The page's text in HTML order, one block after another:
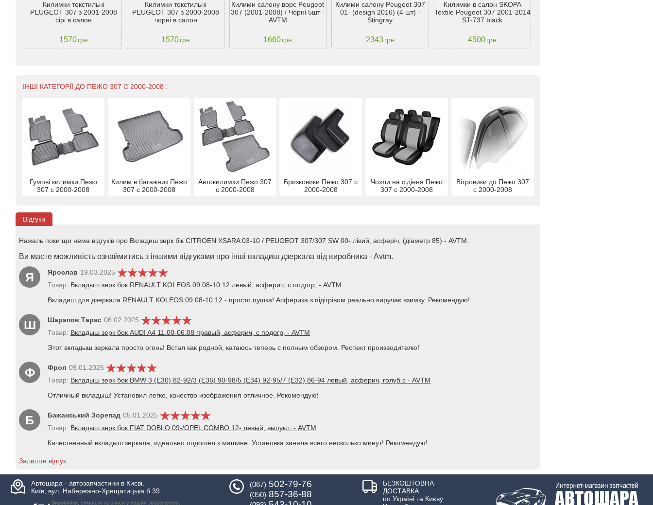
Килимки текстильні
PEUGEOT 307 з 2001-2008
сірі в салон
1570 грн
Килимки текстильні
PEUGEOT 307 з 2000-2008
чорні в салон
1570грн
Килими салону ворс Peugeot
307 (2001-2008) / Чорні 5шт -
AVTM
1660грн
Килими салону Peugeot 307
01- (design 2016) (4 шт) -
Stingray
2343грн
Килимки в салон SKOPA
Textile Peugeot 307 2001-2014
ST-737 black
4500грн
ІНШІ КАТЕГОРІЇ ДО ПЕЖО 307 С 2000-2008 :
Гумові килимки Пежо
307 с 2000-2008
Килим в багажник Пежо
307 с 2000-2008
Автокилимки Пежо 307
с 2000-2008
Бризковики Пежо 307 с
2000-2008
Чохли на сідіння Пежо
307 с 2000-2008
Вітровики до Пежо 307
с 2000-2008
Відгуки
Нажаль поки що нема відгуків про Вкладиш зерк бік CITROEN XSARA 03-10 / PEUGEOT 307/307 SW 00- лівий, асферіч, (діаметр 85) - AVTM.
Ви маєте можливість ознаймитись з іншими відгуками про інші вкладиш дзеркала від виробника - Avtm.
Я Ярослав 19.03.2025
Товар: Вкладыш зерк бок RENAULT KOLEOS 09.08-10.12 левый, асферич, с подогр, - AVTM
Вкладиш для дзеркала RENAULT KOLEOS 09.08-10.12 - просто пушка! Асферика з підігрівом реально виручає взимку. Рекомендую!
Ш Шарапов Тарас 06.02.2025
Товар: Вкладыш зерк бок AUDI A4 11.00-06.08 правый, асферич, с подогр, - AVTM
Этот вкладыш зеркала просто огонь! Встал как родной, катаюсь теперь с полным обзором. Респект производителю!
Ф Фрол 09.01.2025
Товар: Вкладыш зерк бок BMW 3 (E30) 82-92/3 (E36) 90-98/5 (E34) 92-95/7 (E32) 86-94 левый, асферич, голуб.с - AVTM
Отличный вкладыш! Установил легко, качество изображения отличное. Рекомендую!
Б Бажанський Зорепад 05.01.2025
Товар: Вкладыш зерк бок FIAT DOBLO 09-/OPEL COMBO 12- левый, выпукл, - AVTM
Качественный вкладыш зеркала, идеально подошёл к машине. Установка заняла всего несколько минут! Рекомендую!
Залиште відгук
Автошара - автозапчастини в Києві.
Київ, вул. Набережно-Хрещатицька б 39
Виробники, символи та описи у наших зображеннях
(067) 502-79-76
(050) 857-36-88
БЕЗКОШТОВНА
ДОСТАВКА
по Україні та Києву